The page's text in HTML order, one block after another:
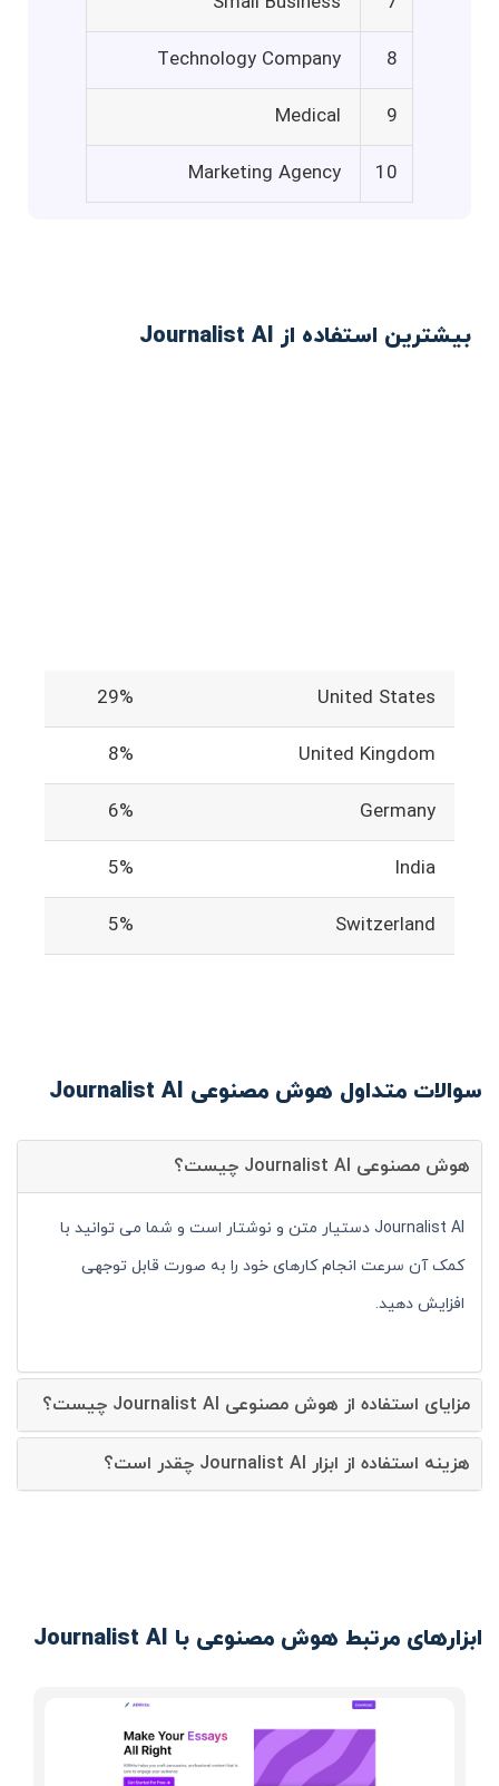
8
Technology Company
9
Medical
10
Marketing Agency
بیشترین استفاده از Journalist AI
United States
29%
United Kingdom
8%
Germany
6%
India
5%
Switzerland
5%
سوالات متداول هوش مصنوعی Journalist AI
هوش مصنوعی Journalist AI چیست؟
Journalist AI دستیار متن و نوشتار است و شما می توانید با
کمک آن سرعت انجام کارهای خود را به صورت قابل توجهی
افزایش دهید.
مزایای استفاده از هوش مصنوعی Journalist AI چیست؟
هزینه استفاده از ابزار Journalist AI چقدر است؟
ابزارهای مرتبط هوش مصنوعی با Journalist AI